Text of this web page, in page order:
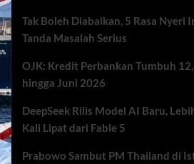
Tak Boleh Diabaikan, 5 Rasa Nyeri
Tanda Masalah Serius
OJK: Kredit Perbankan Tumbuh
hingga Juni 2026
DeepSeek Rilis Model AI Baru,
Kali Lipat dari Fable 5
Prabowo Sambut PM Thailand di